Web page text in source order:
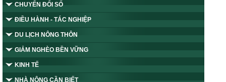
CHUYỂN ĐỔI SỐ
ĐIỀU HÀNH - TÁC NGHIỆP
DU LỊCH NÔNG THÔN
GIẢM NGHÈO BỀN VỮNG
KINH TẾ
NHÀ NÔNG CẦN BIẾT